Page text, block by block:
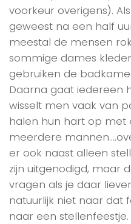
voorkeur overigens).
geweest na een half
meestal de mensen
sommige dames
gebruiken de
Daarna gaat iedereen
wisselt men vaak van
halen hun hart op met
meerdere
er ook naast alleen
zijn uitgenodigd, maar
vragen als je daar
natuurlijk niet naar dat
naar een stellenfeestje.